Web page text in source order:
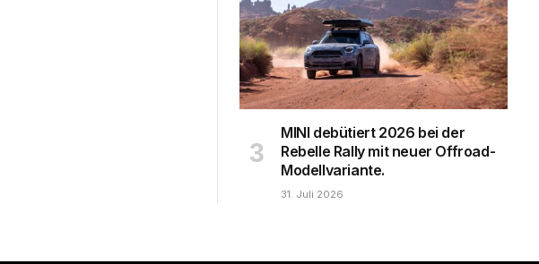
MINI debütiert 2026 bei der
Rebelle Rally mit neuer Offroad-
Modellvariante.
31. Juli 2026